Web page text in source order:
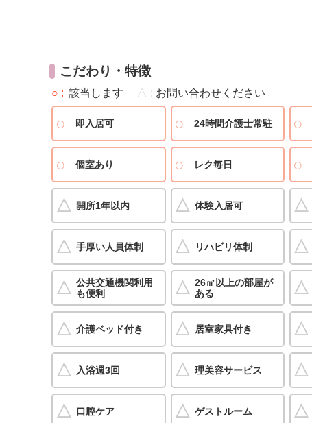
こだわり・特徴
○ 該当します △ お問い合わせください
即入居可 24時間介護士常駐
個室あり レク毎日
開所1年以内 体験入居可
手厚い人員体制 リハビリ体制
公共交通機関利用
も便利
26㎡以上の部屋が
ある
介護ベッド付き 居室家具付き
入浴週3回 理美容サービス
口腔ケア ゲストルーム